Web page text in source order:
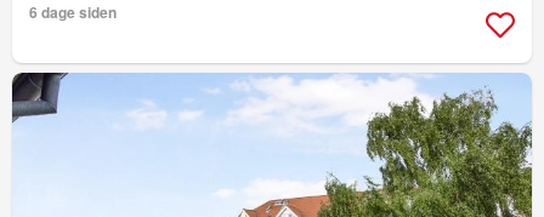
6 dage siden